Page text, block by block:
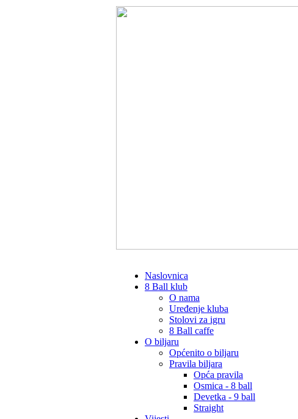
Naslovnica
8 Ball klub
O nama
Uređenje kluba
Stolovi za igru
8 Ball caffe
O biljaru
Općenito o biljaru
Pravila biljara
Opća pravila
Osmica - 8 ball
Devetka - 9 ball
Straight